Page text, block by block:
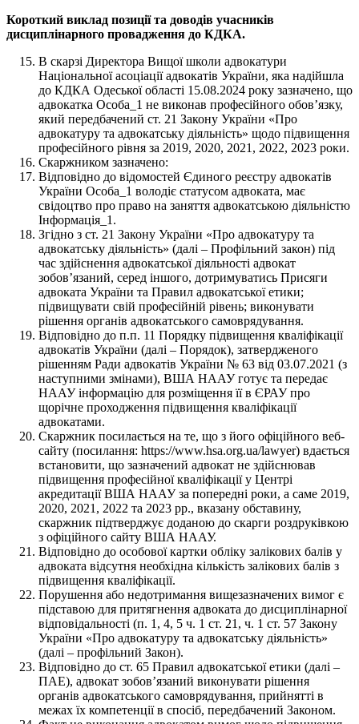
Короткий виклад позиції та доводів учасників
дисциплінарного провадження до КДКА.
В скарзі Директора Вищої школи адвокатури
Національної асоціації адвокатів України, яка надійшла
до КДКА Одеської області 15.08.2024 року зазначено, що
адвокатка Особа_1 не виконав професійного обов’язку,
який передбачений ст. 21 Закону України «Про
адвокатуру та адвокатську діяльність» щодо підвищення
професійного рівня за 2019, 2020, 2021, 2022, 2023 роки.
Скаржником зазначено:
Відповідно до відомостей Єдиного реєстру адвокатів
України Особа_1 володіє статусом адвоката, має
свідоцтво про право на заняття адвокатською діяльністю
Інформація_1.
Згідно з ст. 21 Закону України «Про адвокатуру та
адвокатську діяльність» (далі – Профільний закон) під
час здійснення адвокатської діяльності адвокат
зобов’язаний, серед іншого, дотримуватись Присяги
адвоката України та Правил адвокатської етики;
підвищувати свій професійній рівень; виконувати
рішення органів адвокатського самоврядування.
Відповідно до п.п. 11 Порядку підвищення кваліфікації
адвокатів України (далі – Порядок), затвердженого
рішенням Ради адвокатів України № 63 від 03.07.2021 (з
наступними змінами), ВША НААУ готує та передає
НААУ інформацію для розміщення її в ЄРАУ про
щорічне проходження підвищення кваліфікації
адвокатами.
Скаржник посилається на те, що з його офіційного веб-
сайту (посилання: https://www.hsa.org.ua/lawyer) вдається
встановити, що зазначений адвокат не здійснював
підвищення професійної кваліфікації у Центрі
акредитації ВША НААУ за попередні роки, а саме 2019,
2020, 2021, 2022 та 2023 рр., вказану обставину,
скаржник підтверджує доданою до скарги роздруківкою
з офіційного сайту ВША НААУ.
Відповідно до особової картки обліку залікових балів у
адвоката відсутня необхідна кількість залікових балів з
підвищення кваліфікації.
Порушення або недотримання вищезазначених вимог є
підставою для притягнення адвоката до дисциплінарної
відповідальності (п. 1, 4, 5 ч. 1 ст. 21, ч. 1 ст. 57 Закону
України «Про адвокатуру та адвокатську діяльність»
(далі – профільний Закон).
Відповідно до ст. 65 Правил адвокатської етики (далі –
ПАЕ), адвокат зобов’язаний виконувати рішення
органів адвокатського самоврядування, прийнятті в
межах їх компетенції в спосіб, передбачений Законом.